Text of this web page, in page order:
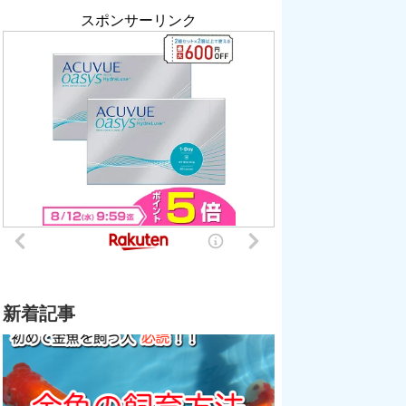
スポンサーリンク
新着記事